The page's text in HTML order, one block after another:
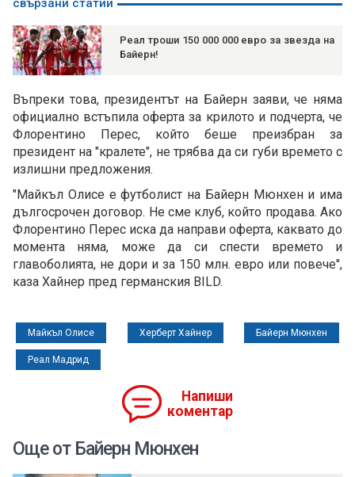
свързани статии
Реал троши 150 000 000 евро за звезда на
Байерн!
Въпреки това, президентът на Байерн заяви, че няма
официално встъпила оферта за крилото и подчерта, че
Флорентино Перес, който беше преизбран за
президент на "кралете", не трябва да си губи времето с
излишни предложения.
"Майкъл Олисе е футболист на Байерн Мюнхен и има
дългосрочен договор. Не сме клуб, който продава. Ако
Флорентино Перес иска да направи оферта, каквато до
момента няма, може да си спести времето и
главоболията, не дори и за 150 млн. евро или повече",
каза Хайнер пред германския BILD.
Майкъл Олисе Херберт Хайнер Байерн Мюнхен
Реал Мадрид
Напиши
коментар
Още от Байерн Мюнхен